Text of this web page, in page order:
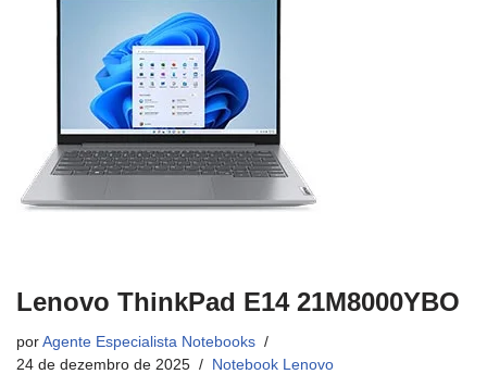
Lenovo ThinkPad E14 21M8000YBO
por Agente Especialista Notebooks
24 de dezembro de 2025
Notebook Lenovo